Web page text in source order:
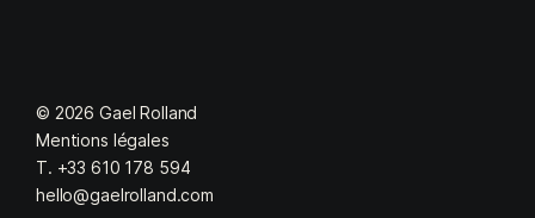
© 2026 Gael Rolland
Mentions légales
T. +33 610 178 594
hello@gaelrolland.com